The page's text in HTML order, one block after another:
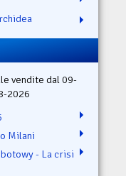
vendite dal 09-
2026
Milani
- La crisi